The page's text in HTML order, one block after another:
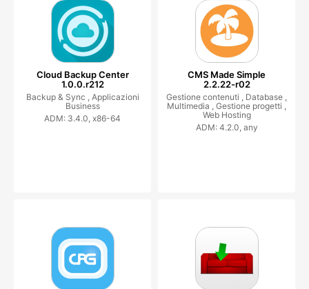
Cloud Backup Center
1.0.0.r212
Backup & Sync , Applicazioni
Business
ADM: 3.4.0, x86-64
CMS Made Simple
2.2.22-r02
Gestione contenuti , Database ,
Multimedia , Gestione progetti ,
Web Hosting
ADM: 4.2.0, any